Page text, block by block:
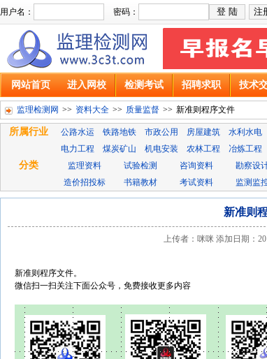
用户名： 密码：
网站首页 进入网校 检测考试 招聘求职 技术
监理检测网 >> 资料大全 >> 质量监督 >> 新准则程序文件
所属行业 公路水运 铁路地铁 市政公用 房屋建筑 水利水电
电力工程
煤炭矿山 机电安装 农林工程 冶炼工程
分类 监理资料 试验检测 咨询资料 勘察设
造价招投标
书籍教材 考试资料 监测监
新准则
上传者：咪咪 添加日期：
新准则程序文件。
微信扫一扫关注下面公众号，免费接收更多内容